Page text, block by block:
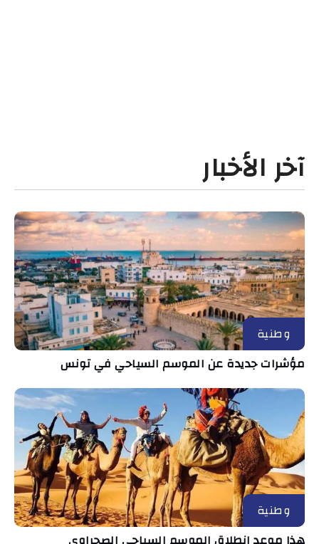
آخر الأخبار
وطنية
مؤشرات جديدة عن الموسم السياحي في تونس
وطنية